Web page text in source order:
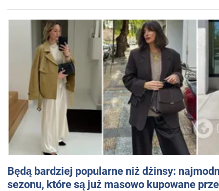
Będą bardziej popularne niż dżinsy:
sezonu, które są już masowo kupowane